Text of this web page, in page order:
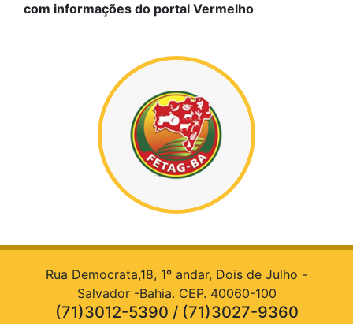
com informações do portal Vermelho
Rua Democrata,18, 1º andar, Dois de Julho -
Salvador -Bahia. CEP. 40060-100
(71)3012-5390 / (71)3027-9360